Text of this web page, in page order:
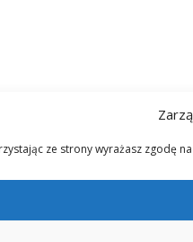
ze strony wyrażasz zgodę